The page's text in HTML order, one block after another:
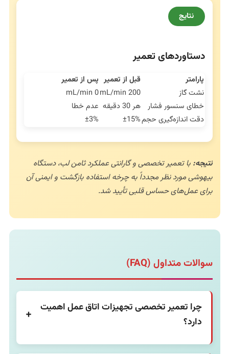
نتایج
دستاوردهای تعمیر
پارامتر قبل از تعمیر پس از تعمیر
نشت گاز
200 mL/min
0 mL/min
خطای سنسور فشار
هر 30 دقیقه
عدم خطا
دقت اندازه‌گیری حجم±15%
±3%
نتیجه: با تعمیر تخصصی و گارانتی عملکرد ثامن لب، دستگاه
بیهوشی مورد نظر مجدداً به چرخه استفاده بازگشت و ایمنی آن
برای عمل‌های حساس قلبی تأیید شد.
سوالات متداول (FAQ)
چرا تعمیر تخصصی تجهیزات اتاق عمل اهمیت
دارد؟
تعمیر تخصصی تضمین می‌کند که تجهیزات با دقت و